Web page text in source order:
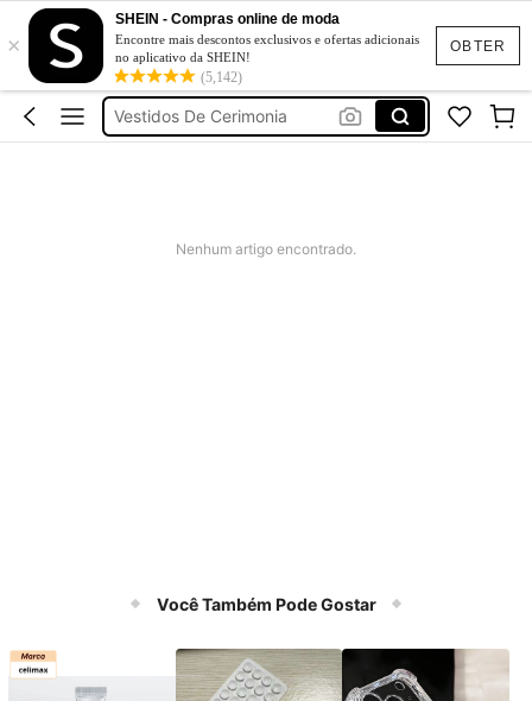
OBTER
×
SHEIN - Compras online de moda
Encontre mais descontos exclusivos e ofertas adicionais
no aplicativo da SHEIN!
(5,142)
Fato De Banho Mulher
Elitara
Vestidos De Verão
Vestidos De Cerimonia
Nenhum artigo encontrado.
Você Também Pode Gostar